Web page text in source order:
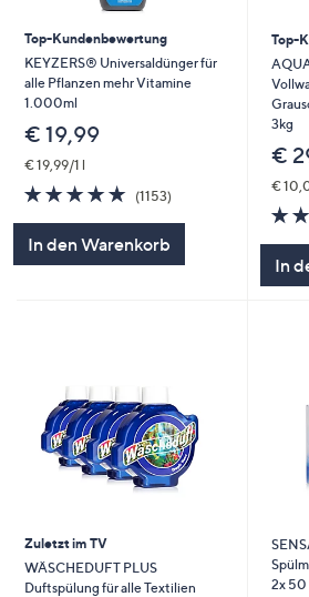
Top-Kundenbewertung
KEYZERS® Universaldünger für
alle Pflanzen mehr Vitamine
1.000ml
€ 19,99
€ 19,99/1 l
4.7
von
(1153)
In den Warenkorb
Top-
3kg
€
€
In
Zuletzt im TV
WÄSCHEDUFT PLUS
Duftspülung für alle Textilien
2x 50